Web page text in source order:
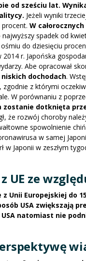
od sześciu lat.
Jeżeli wyniki
procent. W
najwyższy spadek od
do dziesięciu
r. Japońska
Abe opracował
dochodach.
z którymi
W porównaniu z
dotknięta
że rozwój choroby
spowolnienie
w samej
w Japonii w zeszłym
UE ze
Unii Europejskiej do
USA zwiększają
natomiast nie